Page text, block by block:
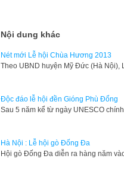
Nội dung khác
Nét mới Lễ hội Chùa Hương 2013
​Theo UBND huyện Mỹ Đức (Hà
Độc đáo lễ hội đền Gióng Phù Đổng
​Sau 5 năm kể từ ngày UNESCO
Hà Nội : Lễ hội gò Đống Đa
​Hội gò Đống Đa diễn ra hàng năm